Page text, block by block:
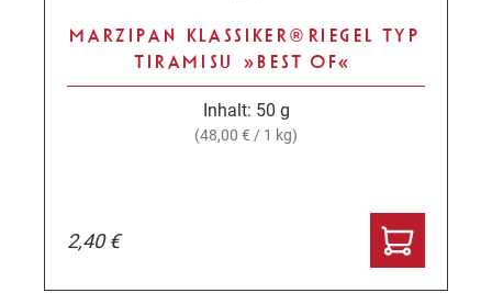
MARZIPAN KLASSIKER® RIEGEL TYP
TIRAMISU »BEST OF«
Inhalt: 50 g
(48,00 € / 1 kg)
2,40 €